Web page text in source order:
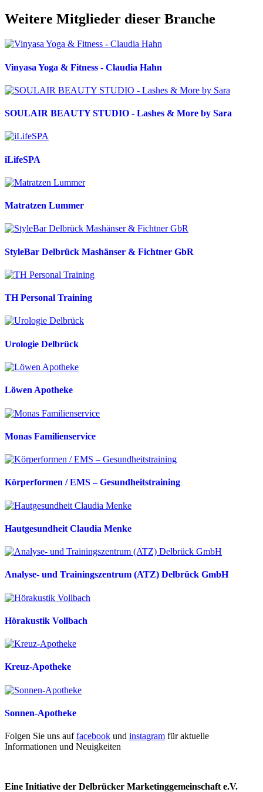
Weitere Mitglieder dieser Branche
Vinyasa Yoga & Fitness - Claudia Hahn
SOULAIR BEAUTY STUDIO - Lashes & More by Sara
iLifeSPA
Matratzen Lummer
StyleBar Delbrück Mashänser & Fichtner GbR
TH Personal Training
Urologie Delbrück
Löwen Apotheke
Monas Familienservice
Körperformen / EMS – Gesundheitstraining
Hautgesundheit Claudia Menke
Analyse- und Trainingszentrum (ATZ) Delbrück GmbH
Hörakustik Vollbach
Kreuz-Apotheke
Sonnen-Apotheke
Folgen Sie uns auffacebook und instagram für aktuelle
Informationen und Neuigkeiten
Eine Initiative der Delbrücker Marketinggemeinschaft e.V.